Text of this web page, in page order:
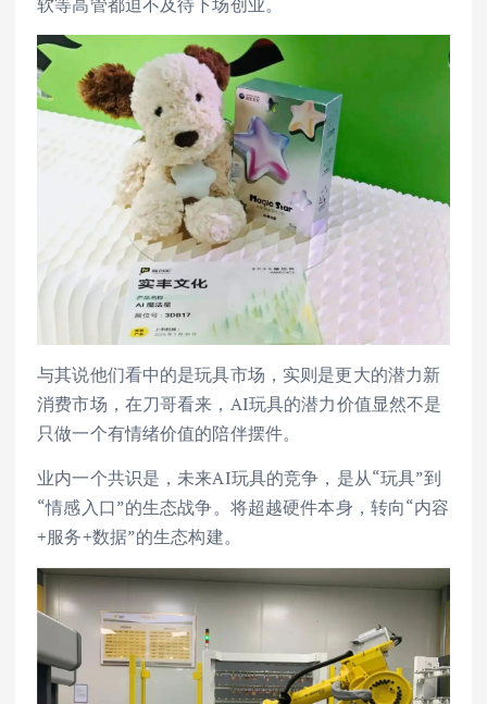
与其说他们看中的是玩具市场，实则是更大的潜力新
消费市场，在刀哥看来，AI玩具的潜力价值显然不是
只做一个有情绪价值的陪伴摆件。
业内一个共识是，未来AI玩具的竞争，是从“玩具”到
“情感入口”的生态战争。将超越硬件本身，转向“内容
+服务+数据”的生态构建。